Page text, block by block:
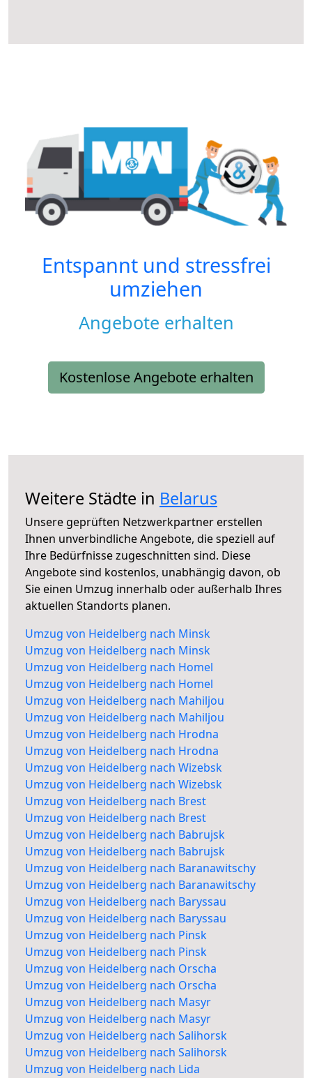
Entspannt und stressfrei
umziehen
Angebote erhalten
Kostenlose Angebote erhalten
Weitere Städte in Belarus
Unsere geprüften Netzwerkpartner erstellen
Ihnen unverbindliche Angebote, die speziell auf
Ihre Bedürfnisse zugeschnitten sind. Diese
Angebote sind kostenlos, unabhängig davon, ob
Sie einen Umzug innerhalb oder außerhalb Ihres
aktuellen Standorts planen.
Umzug von Heidelberg nach Minsk
Umzug von Heidelberg nach Minsk
Umzug von Heidelberg nach Homel
Umzug von Heidelberg nach Homel
Umzug von Heidelberg nach Mahiljou
Umzug von Heidelberg nach Mahiljou
Umzug von Heidelberg nach Hrodna
Umzug von Heidelberg nach Hrodna
Umzug von Heidelberg nach Wizebsk
Umzug von Heidelberg nach Wizebsk
Umzug von Heidelberg nach Brest
Umzug von Heidelberg nach Brest
Umzug von Heidelberg nach Babrujsk
Umzug von Heidelberg nach Babrujsk
Umzug von Heidelberg nach Baranawitschy
Umzug von Heidelberg nach Baranawitschy
Umzug von Heidelberg nach Baryssau
Umzug von Heidelberg nach Baryssau
Umzug von Heidelberg nach Pinsk
Umzug von Heidelberg nach Pinsk
Umzug von Heidelberg nach Orscha
Umzug von Heidelberg nach Orscha
Umzug von Heidelberg nach Masyr
Umzug von Heidelberg nach Masyr
Umzug von Heidelberg nach Salihorsk
Umzug von Heidelberg nach Salihorsk
Umzug von Heidelberg nach Lida